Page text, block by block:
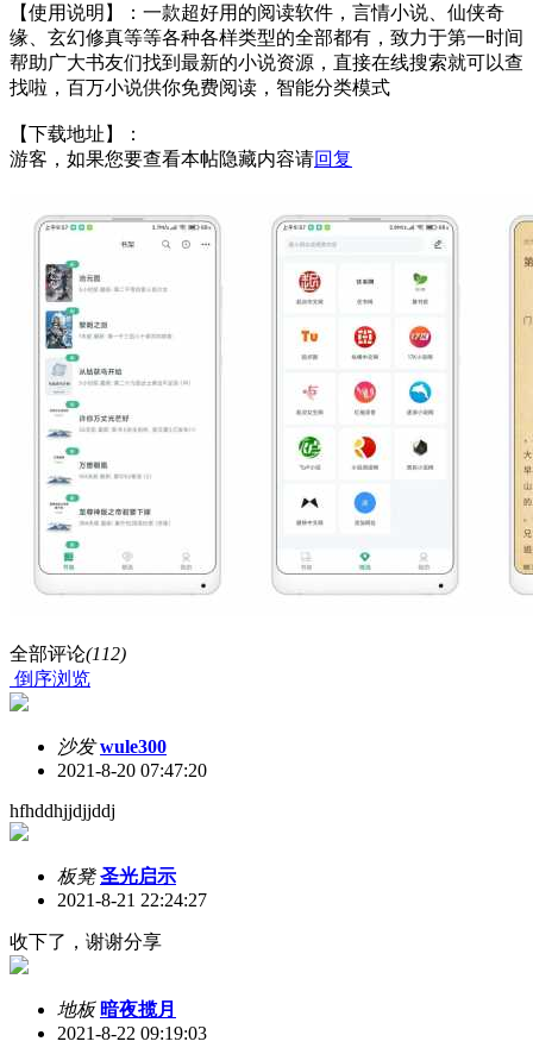
【使用说明】：一款超好用的阅读软件，言情小说、仙侠奇
缘、玄幻修真等等各种各样类型的全部都有，致力于第一时间
帮助广大书友们找到最新的小说资源，直接在线搜索就可以查
找啦，百万小说供你免费阅读，智能分类模式
【下载地址】：
游客，如果您要查看本帖隐藏内容请回复
全部评论(112)
倒序浏览
沙发 wule300
2021-8-20 07:47:20
hfhddhjjdjjddj
板凳 圣光启示
2021-8-21 22:24:27
收下了，谢谢分享
地板 暗夜揽月
2021-8-22 09:19:03